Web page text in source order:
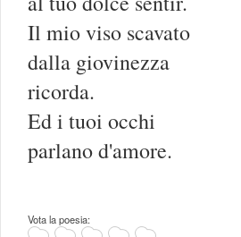
Il mio viso scavato
dalla giovinezza
ricorda.
Ed i tuoi occhi
parlano d'amore.
Vota la poesia: